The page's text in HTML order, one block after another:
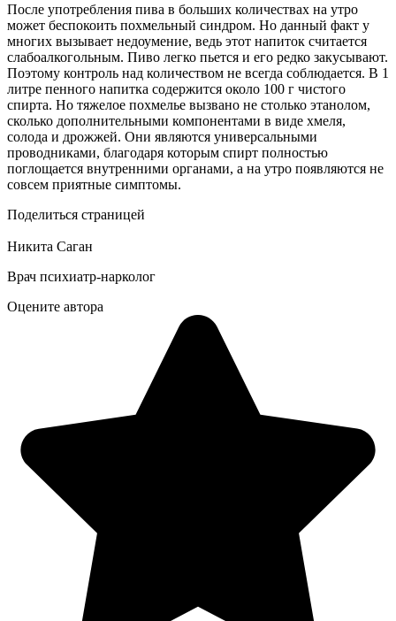
После употребления пива в больших количествах на утро
может беспокоить похмельный синдром. Но данный факт у
многих вызывает недоумение, ведь этот напиток считается
слабоалкогольным. Пиво легко пьется и его редко закусывают.
Поэтому контроль над количеством не всегда соблюдается. В 1
литре пенного напитка содержится около 100 г чистого
спирта. Но тяжелое похмелье вызвано не столько этанолом,
сколько дополнительными компонентами в виде хмеля,
солода и дрожжей. Они являются универсальными
проводниками, благодаря которым спирт полностью
поглощается внутренними органами, а на утро появляются не
совсем приятные симптомы.
Поделиться страницей
Никита Саган
Врач психиатр-нарколог
Оцените автора